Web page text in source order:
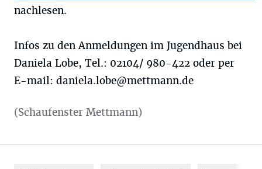
nachlesen.
Infos zu den Anmeldungen im Jugendhaus bei
Daniela Lobe, Tel.: 02104/ 980-422 oder per
E-mail: daniela.lobe@mettmann.de
(Schaufenster Mettmann)